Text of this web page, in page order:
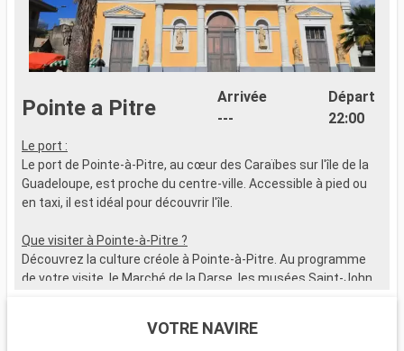
Pointe a Pitre
Arrivée
---
Départ
22:00
Le port :
Le port de Pointe-à-Pitre, au cœur des Caraïbes sur l'île de la
Guadeloupe, est proche du centre-ville. Accessible à pied ou
en taxi, il est idéal pour découvrir l'île.
Que visiter à Pointe-à-Pitre ?
Découvrez la culture créole à Pointe-à-Pitre. Au programme
de votre visite, le Marché de la Darse, les musées Saint-John
VOTRE NAVIRE